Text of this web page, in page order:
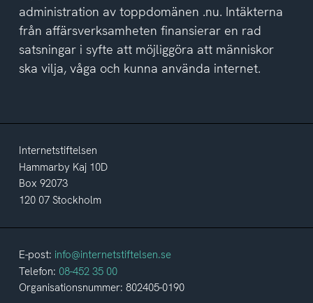
administration av toppdomänen .nu. Intäkterna
från affärsverksamheten finansierar en rad
satsningar i syfte att möjliggöra att människor
ska vilja, våga och kunna använda internet.
Internetstiftelsen
Hammarby Kaj 10D
Box 92073
120 07 Stockholm
E-post: info@internetstiftelsen.se
Telefon: 08-452 35 00
Organisationsnummer: 802405-0190